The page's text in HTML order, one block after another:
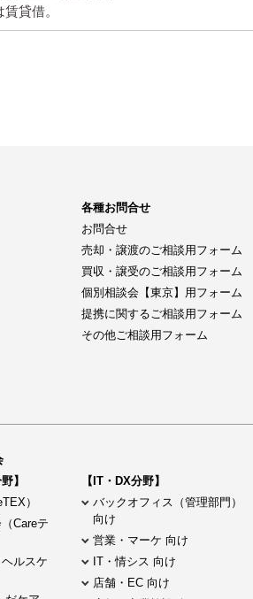
貸借。
各種お問合せ
お問合せ
売却・譲渡のご相談用フォーム
買収・譲受のご相談用フォーム
個別相談会【東京】用フォーム
提携に関するご相談用フォーム
その他ご相談用フォーム
】
）
Careテ
ルスケ
【IT・DX分野】
バックオフィス（管理部門）
向け
営業・マーケ 向け
IT・情シス 向け
店舗・EC 向け